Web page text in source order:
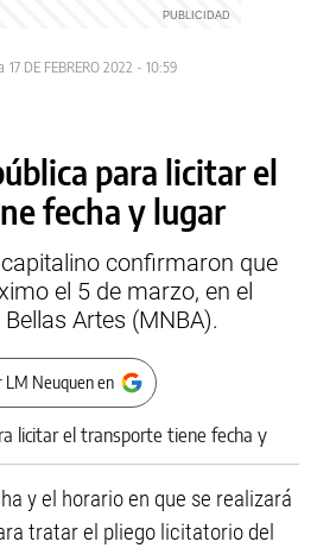
17 DE FEBRERO 2022 - 10:59
para licitar el
fecha y lugar
confirmaron que
el 5 de marzo, en el
Artes (MNBA).
LM Neuquen en
y el horario en que se realizará
tratar el pliego licitatorio del